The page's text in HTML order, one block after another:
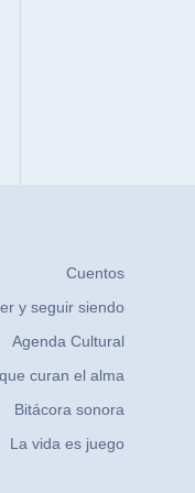
Cuentos
y seguir siendo
Agenda Cultural
curan el alma
Bitácora sonora
La vida es juego